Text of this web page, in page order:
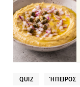
QUIZ ΉΠΕΙΡΟΣ